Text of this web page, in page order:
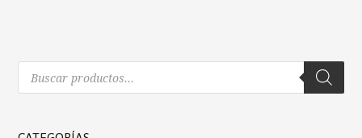
Búsqueda
productos